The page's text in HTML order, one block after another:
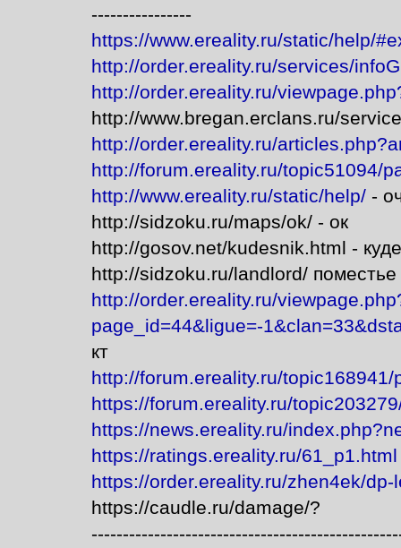
----------------
https://www.ereality.ru/static/help/
http://order.ereality.ru/services/
http://order.ereality.ru/
http://www.bregan.erclans.ru/
http://order.ereality.ru/
http://forum.ereality.ru/topic51094/
http://www.ereality.ru/static/help/-
http://sidzoku.ru/maps/ok/ - ок
http://gosov.net/kudesnik.html -
http://sidzoku.ru/landlord/ поместье
http://order.ereality.ru/
page_id=44&ligue=-
кт
http://forum.ereality.ru/
https://forum.ereality.ru/
https://news.ereality.ru/
https://ratings.ereality.ru/61_p1.html
https://order.ereality.ru/zhen4ek/dp-
https://caudle.ru/damage/?